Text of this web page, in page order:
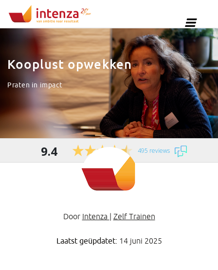
Kooplust opwekken
Praten in impact
9.4 495 reviews
Door Intenza | Zelf Trainen
Laatst geüpdatet: 14 juni 2025